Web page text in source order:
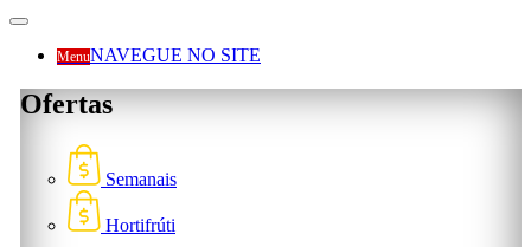
MenuNAVEGUE NO SITE
Ofertas
Semanais
Hortifrúti